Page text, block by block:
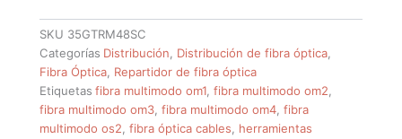
SKU 35GTRM48SC
Categorías Distribución, Distribución de fibra óptica,
Fibra Óptica, Repartidor de fibra óptica
Etiquetas fibra multimodo om1,fibra multimodo om2,
fibra multimodo om3,fibra multimodo om4,fibra
multimodo os2,fibra óptica cables, herramientas